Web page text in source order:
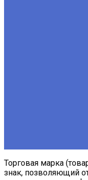
Торговая марка
знак, позволяющий